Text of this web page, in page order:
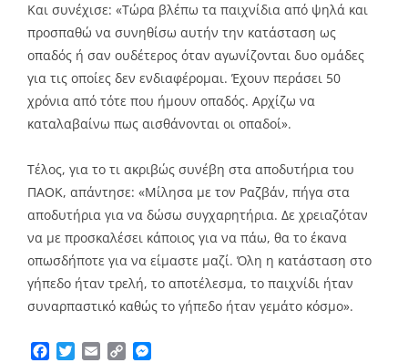
Και συνέχισε: «Τώρα βλέπω τα παιχνίδια από ψηλά και
προσπαθώ να συνηθίσω αυτήν την κατάσταση ως
οπαδός ή σαν ουδέτερος όταν αγωνίζονται δυο ομάδες
για τις οποίες δεν ενδιαφέρομαι. Έχουν περάσει 50
χρόνια από τότε που ήμουν οπαδός. Αρχίζω να
καταλαβαίνω πως αισθάνονται οι οπαδοί».
Τέλος, για το τι ακριβώς συνέβη στα αποδυτήρια του
ΠΑΟΚ, απάντησε: «Μίλησα με τον Ραζβάν, πήγα στα
αποδυτήρια για να δώσω συγχαρητήρια. Δε χρειαζόταν
να με προσκαλέσει κάποιος για να πάω, θα το έκανα
οπωσδήποτε για να είμαστε μαζί. Όλη η κατάσταση στο
γήπεδο ήταν τρελή, το αποτέλεσμα, το παιχνίδι ήταν
συναρπαστικό καθώς το γήπεδο ήταν γεμάτο κόσμο».
Facebook
TwitterEmailCopy